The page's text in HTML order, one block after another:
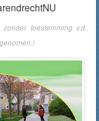
toestemming v.d.